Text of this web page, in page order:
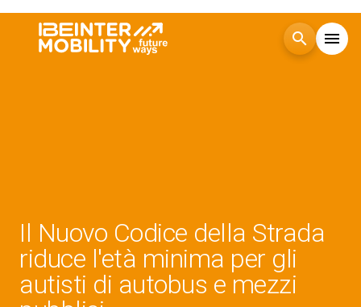
search menu
Blog
Il Nuovo Codice della Strada
riduce l'età minima per gli
autisti di autobus e mezzi